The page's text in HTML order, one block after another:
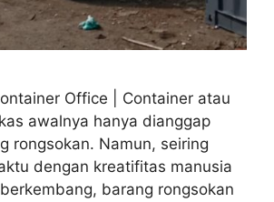
Office | Container atau
awalnya hanya dianggap
rongsokan. Namun, seiring
dengan kreatifitas manusia
barang rongsokan